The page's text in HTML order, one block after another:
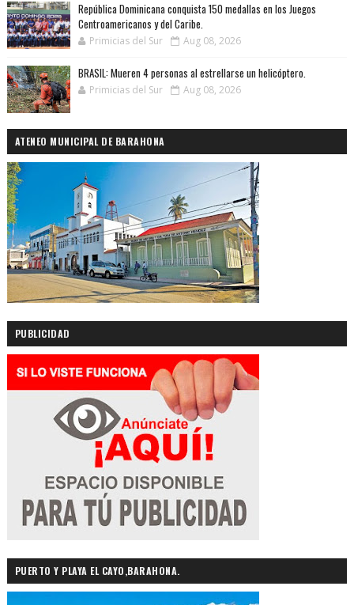
República Dominicana conquista 150 medallas en los Juegos
Centroamericanos y del Caribe.
Primicias del Sur Aug 08, 2026
BRASIL: Mueren 4 personas al estrellarse un helicóptero.
Primicias del Sur Aug 08, 2026
ATENEO MUNICIPAL DE BARAHONA
PUBLICIDAD
PUERTO Y PLAYA EL CAYO,BARAHONA.